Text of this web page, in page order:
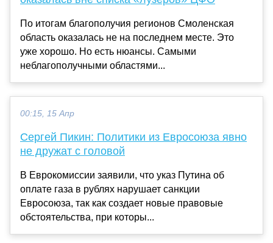
По итогам благополучия регионов Смоленская
область оказалась не на последнем месте. Это
уже хорошо. Но есть нюансы. Самыми
неблагополучными областями...
00:15, 15 Апр
Сергей Пикин: Политики из Евросоюза явно
не дружат с головой
В Еврокомиссии заявили, что указ Путина об
оплате газа в рублях нарушает санкции
Евросоюза, так как создает новые правовые
обстоятельства, при которы...